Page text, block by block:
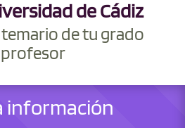
de Cádiz
de tu grado
información